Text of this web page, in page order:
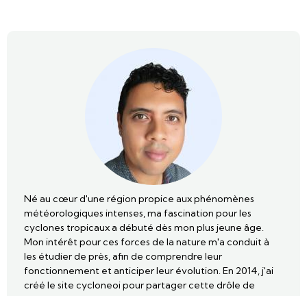
Né au cœur d'une région propice aux phénomènes
météorologiques intenses, ma fascination pour les
cyclones tropicaux a débuté dès mon plus jeune âge.
Mon intérêt pour ces forces de la nature m'a conduit à
les étudier de près, afin de comprendre leur
fonctionnement et anticiper leur évolution. En 2014, j'ai
créé le site cycloneoi pour partager cette drôle de